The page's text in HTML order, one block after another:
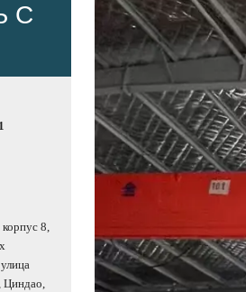
С
8,
Циндао,